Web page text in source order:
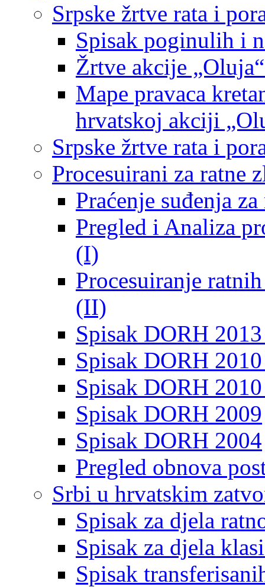
Srpske žrtve rata i
Spisak poginulih i
Žrtve akcije
Mape pravaca
hrvatskoj akciji
Srpske žrtve rata i
Procesuirani za ratne
Praćenje suđenja
Pregled i Analiza
(I)
Procesuiranje
(II)
Spisak DORH
Spisak DORH
Spisak DORH
Spisak DORH 2009
Spisak DORH 2004
Pregled obnova
Srbi u hrvatskim
Spisak za djela
Spisak za djela
Spisak